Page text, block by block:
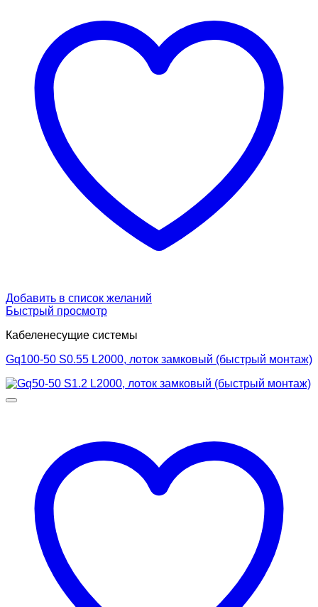
Добавить в список желаний
Быстрый просмотр
Кабеленесущие системы
Gq100-50 S0.55 L2000, лоток замковый (быстрый монтаж)